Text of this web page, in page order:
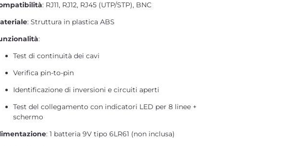
: RJ11, RJ12, RJ45 (UTP/STP), BNC
: Struttura in plastica ABS
:
Test di continuità dei cavi
Verifica pin-to-pin
Identificazione di inversioni e circuiti aperti
Test del collegamento con indicatori LED per 8 linee +
schermo
: 1 batteria 9V tipo 6LR61 (non inclusa)